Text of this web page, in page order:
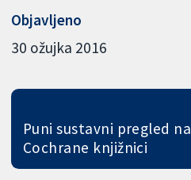
Objavljeno
30 ožujka 2016
Puni sustavni pregled na
Cochrane knjižnici